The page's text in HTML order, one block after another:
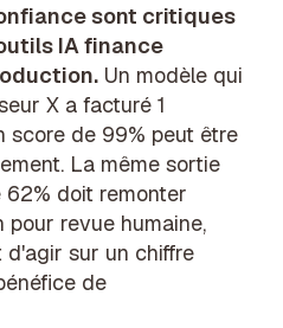
sont critiques
IA finance
Un modèle qui
X a facturé 1
score de 99% peut être
La même sortie
doit remonter
pour revue humaine,
d'agir sur un chiffre
de